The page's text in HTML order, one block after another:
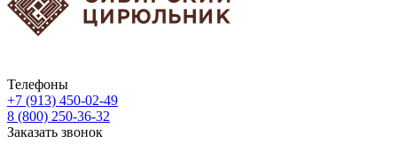
Телефоны
+7 (913) 450-02-49
8 (800) 250-36-32
Заказать звонок